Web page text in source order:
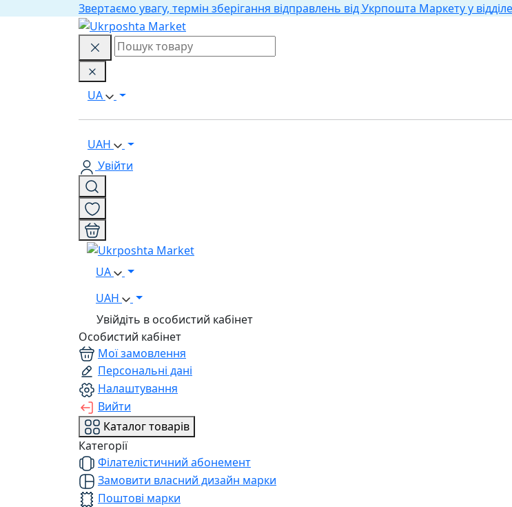
Звертаємо увагу, термін зберігання відправлень від Укрпошта Маркету у
UA
UAH
Увійти
UA
UAH
Увійдіть в особистий кабінет
Особистий кабінет
Мої замовлення
Персональні дані
Налаштування
Вийти
Каталог товарів
Категорії
Філателістичний абонемент
Замовити власний дизайн марки
Поштові марки